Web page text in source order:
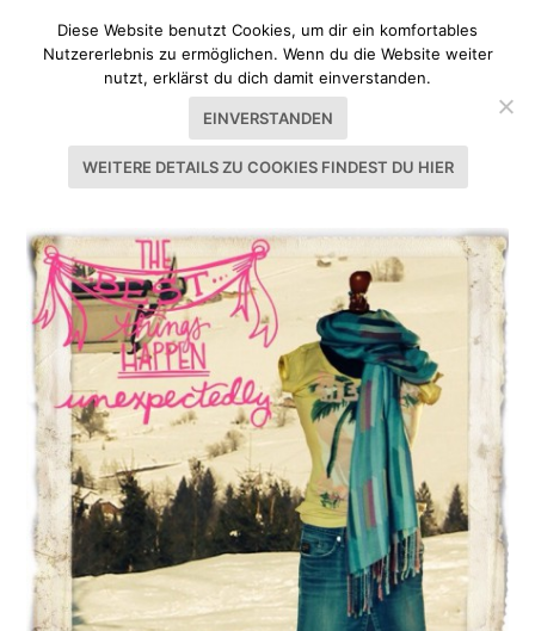
SCHLAGWORT:JEANS
Diese Website benutzt Cookies, um dir ein komfortables
Nutzererlebnis zu ermöglichen. Wenn du die Website weiter
nutzt, erklärst du dich damit einverstanden.
EINVERSTANDEN
WEITERE DETAILS ZU COOKIES FINDEST DU HIER